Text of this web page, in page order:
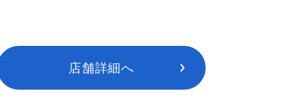
店舗詳細へ